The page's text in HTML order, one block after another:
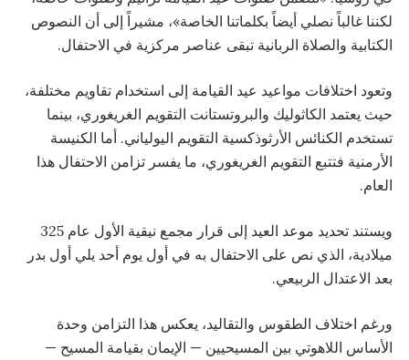
لكننا غالباً نصلي أيضاً بكلماتنا الخاصة»، مشيراً إلى أن النصوص
الكتابية والصلاة الربانية تبقى عناصر مركزية في الاحتفال.
وتعود اختلافات مواعيد عيد القيامة إلى استخدام تقاويم مختلفة،
حيث يعتمد الكاثوليك والبروتستانت التقويم الغريغوري، بينما
تستخدم الكنائس الأرثوذكسية التقويم اليولياني. أما الكنيسة
الأرمنية فتتبع التقويم الغريغوري، ما يفسر تزامن الاحتفال هذا
العام.
ويستند تحديد موعد العيد إلى قرار مجمع نيقية الأول عام 325
ميلادية، الذي نص على الاحتفال به في أول يوم أحد يلي أول بدر
بعد الاعتدال الربيعي.
ورغم اختلاف الطقوس والتقاليد، يعكس هذا التزامن وحدة
الأساس اللاهوتي بين المسيحيين — الإيمان بقيامة المسيح —